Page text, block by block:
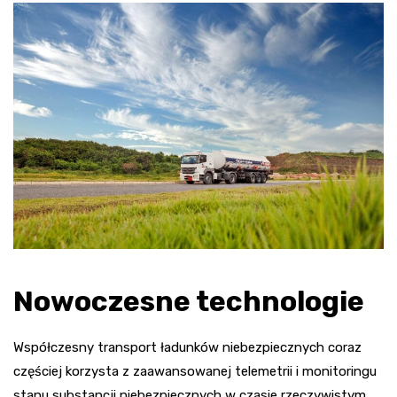
Nowoczesne technologie
Współczesny transport ładunków niebezpiecznych coraz
częściej korzysta z zaawansowanej telemetrii i monitoringu